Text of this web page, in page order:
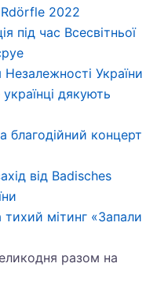
2022
під час Всесвітньої
України
дякують
благодійний концерт
від Badisches
мітинг «Запали
разом на